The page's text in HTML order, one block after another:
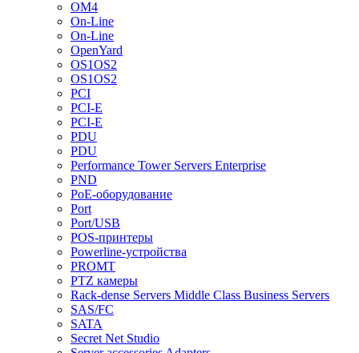
OM4
On-Line
On-Line
OpenYard
OS1OS2
OS1OS2
PCI
PCI-E
PCI-E
PDU
PDU
Performance Tower Servers Enterprise
PND
PoE-оборудование
Port
Port/USB
POS-принтеры
Powerline-устройства
PROMT
PTZ камеры
Rack-dense Servers Middle Class Business Servers
SAS/FC
SATA
Secret Net Studio